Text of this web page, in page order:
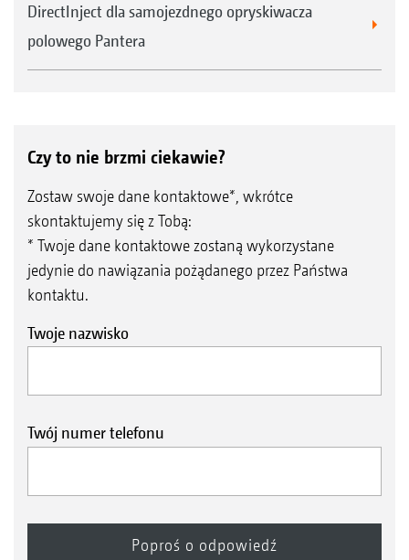
DirectInject dla samojezdnego opryskiwacza
polowego Pantera
Czy to nie brzmi ciekawie?
Zostaw swoje dane kontaktowe*, wkrótce
skontaktujemy się z Tobą:
* Twoje dane kontaktowe zostaną wykorzystane
jedynie do nawiązania pożądanego przez Państwa
kontaktu.
Twoje nazwisko
Twój numer telefonu